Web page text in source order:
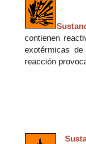
contienen
exotérmicas
reacción